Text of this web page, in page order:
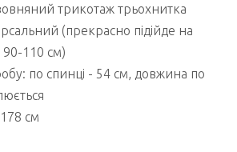
трикотаж трьохнитка
(прекрасно підійде на
110 см)
по спинці - 54 см, довжина по
178 см